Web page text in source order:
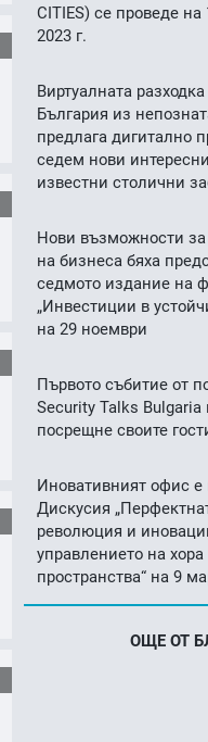
CITIES) се проведе
2023 г.
Виртуалната разходка
България из
предлага дигитално
седем нови
известни столични
Нови възможности
на бизнеса бяха
седмото издание на
„Инвестиции в
на 29 ноември
Първото събитие от
Security Talks Bulgaria
посрещне своите
Иновативният офис е
Дискусия
революция и
управлението на
пространства“ на 9
ОЩЕ ОТ